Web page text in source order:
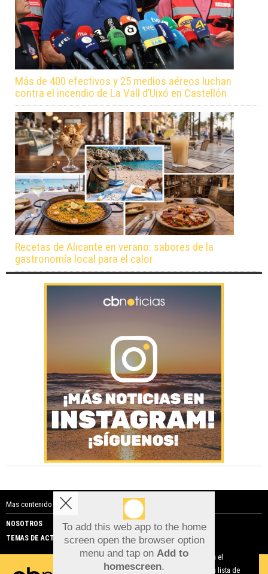
Más de 400 efectivos y 25 medios aéreos luchan
contra el incendio de La Vall d’Uixó en Castellón
Recetas de Alicante en verano: sabores de la
gastronomía local para el calor
Mas contenido de Costa Blanca Noticias:
NOSOTROS
PUBLICIDAD
TEMAS DE ACTUALIDAD
To add this web app to the home
screen open the browser option
menu and tap on Add to
homescreen.
Aviso sobre el Uso de cookies:
Utilizamos cookies nuestras y de terceros para el
funcionamiento del digital. Puedes consultar la lista de